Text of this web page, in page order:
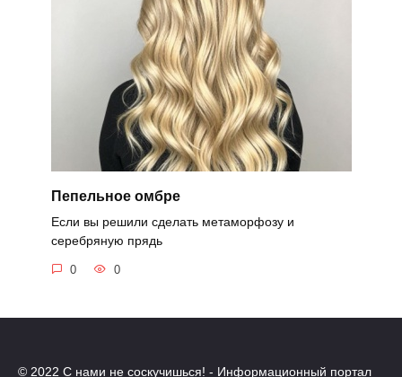
Пепельное омбре
Если вы решили сделать метаморфозу и
серебряную прядь
0 0
© 2022 С нами не соскучишься! - Информационный портал